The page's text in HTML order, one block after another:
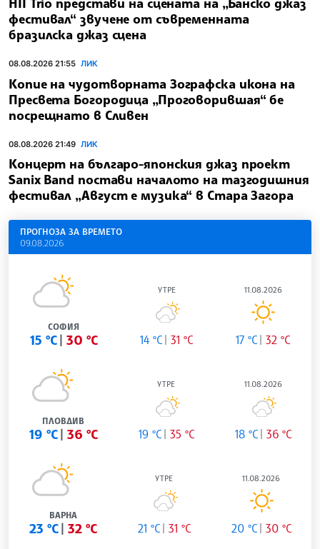
фестивал“ звучене от съвременната
бразилска джаз сцена
08.08.2026 21:55 ЛИК
Копие на чудотворната Зографска икона на
Пресвета Богородица „Проговорившая“ бе
посрещнато в Сливен
08.08.2026 21:49 ЛИК
Концерт на българо-японския джаз проект
Sanix Band постави началото на тазгодишния
фестивал „Август е музика“ в Стара Загора
ПРОГНОЗА ЗА ВРЕМЕТО
09.08.2026
СОФИЯ
15 °C 30 °C
УТРЕ
14 °C 31 °C
11.08.2026
17 °C 32 °C
ПЛОВДИВ
19 °C 36 °C
УТРЕ
19 °C 35 °C
11.08.2026
18 °C 36 °C
ВАРНА
23 °C 32 °C
УТРЕ
21 °C 31 °C
11.08.2026
20 °C 30 °C